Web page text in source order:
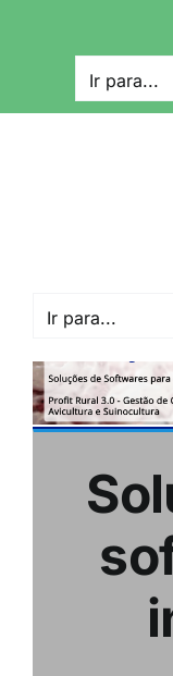
conteúdo
Ir para...
Ir para...